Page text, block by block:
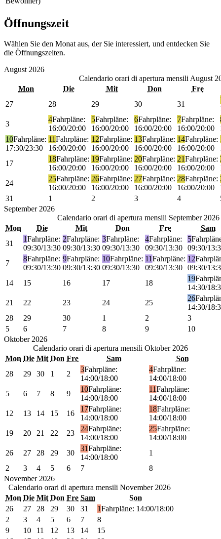
Öffnungszeit
Wählen Sie den Monat aus, der Sie interessiert, und entdecken Sie
die Öffnungszeiten.
August2026
Calendario orari di apertura mensiliAugust
Mon
Die Mit Don
Fre
27
28 29 30 31
3
4Fahrpläne:
16:00/20:00
5Fahrpläne:
16:00/20:00
6Fahrpläne:
16:00/20:00
7Fahrpläne:
16:00/20:00
10Fahrpläne:
17:30/23:30
11Fahrpläne:
16:00/20:00
12Fahrpläne:
16:00/20:00
13Fahrpläne:
16:00/20:00
14Fahrpläne:
16:00/20:00
17
18Fahrpläne:
16:00/20:00
19Fahrpläne:
16:00/20:00
20Fahrpläne:
16:00/20:00
21Fahrpläne:
16:00/20:00
24
25Fahrpläne:
16:00/20:00
26Fahrpläne:
16:00/20:00
27Fahrpläne:
16:00/20:00
28Fahrpläne:
16:00/20:00
31
1 2 3 4
September2026
Calendario orari di apertura mensili September 2026
Mon
Die Mit Don Fre
Sam
31
1Fahrpläne:
09:30/13:30
2Fahrpläne:
09:30/13:30
3Fahrpläne:
09:30/13:30
4Fahrpläne:
09:30/13:30
5
09:30/
7
8Fahrpläne:
09:30/13:30
9Fahrpläne:
09:30/13:30
10Fahrpläne:
09:30/13:30
11Fahrpläne:
09:30/13:30
12
09:30/
14
15 16 17 18
19
14:30/
21
22 23 24 25
26
14:30/
28
29 30 1 2
3
5
6 7 8 9
10
Oktober2026
Calendario orari di apertura mensili Oktober 2026
Mon Die Mit Don Fre Sam
Son
28
29 30 1 2
3Fahrpläne:
14:00/18:00
4Fahrpläne:
14:00/18:00
5
6 7 8 9
10Fahrpläne:
14:00/18:00
11Fahrpläne:
14:00/18:00
12
13 14 15 16
17Fahrpläne:
14:00/18:00
18Fahrpläne:
14:00/18:00
19
20 21 22 23
24Fahrpläne:
14:00/18:00
25Fahrpläne:
14:00/18:00
26
27 28 29 30
31Fahrpläne:
14:00/18:00
1
2
3 4 5 6 7
8
November2026
Calendario orari di apertura mensili November 2026
Mon Die Mit Don Fre Sam
Son
26
27 28 29 30 31 1Fahrpläne: 14:00/18:00
2
3 4 5 6 7
8
9
10 11 12 13 14
15